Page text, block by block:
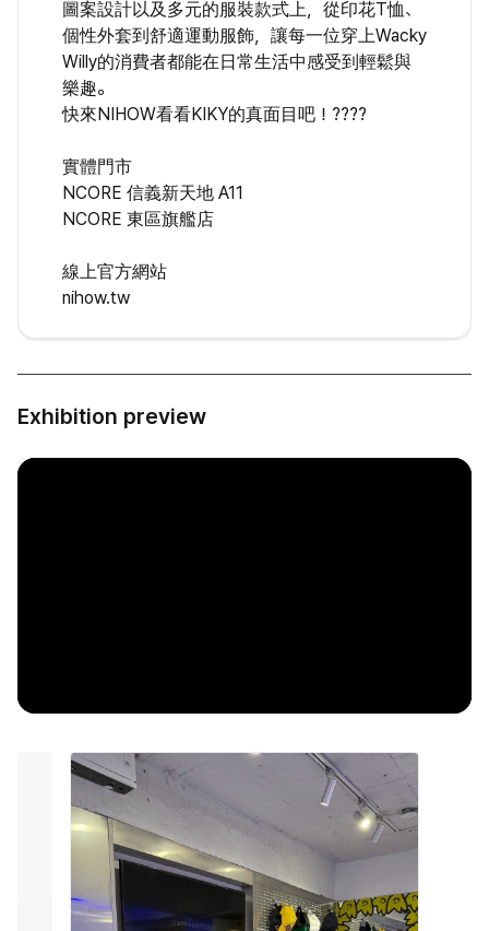
圖案設計以及多元的服裝款式上，從印花T恤、
個性外套到舒適運動服飾，讓每一位穿上Wacky
Willy的消費者都能在日常生活中感受到輕鬆與
樂趣。
快來NIHOW看看KIKY的真面目吧！????
實體門市
NCORE 信義新天地 A11
NCORE 東區旗艦店
線上官方網站
nihow.tw
Exhibition preview